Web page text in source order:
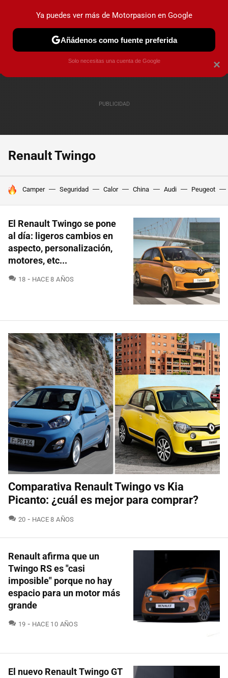
PRUEBAS COCHES ELÉCTRICOS OBSERVATORIO
Renault Twingo
HOY SE HABLA DE
Camper Seguridad Calor China Audi Peugeot
El Renault Twingo se pone
al día: ligeros cambios en
aspecto, personalización,
motores, etc...
18 COMENTARIOS
HACE 8 AÑOS
Comparativa Renault Twingo vs Kia
Picanto: ¿cuál es mejor para comprar?
20 COMENTARIOS
HACE 8 AÑOS
Renault afirma que un
Twingo RS es "casi
imposible" porque no hay
espacio para un motor más
grande
19 COMENTARIOS
HACE 10 AÑOS
El nuevo Renault Twingo GT
×
Ya puedes ver más de Motorpasion en Google
Añádenos como fuente preferida
Solo necesitas una cuenta de Google